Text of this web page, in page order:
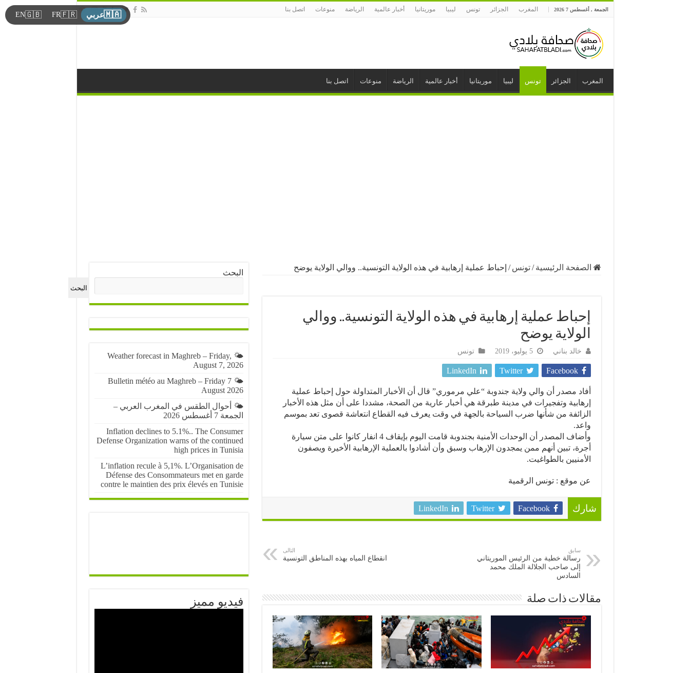
الجمعة , أغسطس 7 2026 المغرب الجزائر تونس ليبيا موريتانيا أخبار عالمية الرياضة منوعات اتصل بنا
المغرب الجزائر تونس ليبيا موريتانيا أخبار عالمية الرياضة منوعات اتصل بنا
الصفحة الرئيسية / تونس / إحباط عملية إرهابية في هذه الولاية التونسية.. ووالي الولاية يوضح
إحباط عملية إرهابية في هذه الولاية التونسية.. ووالي
الولاية يوضح
خالد بناني 5 يوليو، 2019 تونس
Facebook
Twitter
LinkedIn
أفاد مصدر أن والي ولاية جندوبة “علي مرموري” قال أن الأخبار المتداولة حول إحباط عملية
إرهابية وتفجيرات في مدينة طبرقة هي أخبار عارية من الصحة، مشددا على أن مثل هذه الأخبار
الزائفة من شأنها ضرب السياحة بالجهة في وقت يعرف فيه القطاع انتعاشة قصوى تعد بموسم
واعد.
وأضاف المصدر أن الوحدات الأمنية بجندوبة قامت اليوم بإيقاف 4 انفار كانوا على متن سيارة
أجرة، تبين أنهم ممن يمجدون الإرهاب وسبق وأن أشادوا بالعملية الإرهابية الأخيرة ويصفون
الأمنيين بالطواغيت.
عن موقع : تونس الرقمية
شارك Facebook
Twitter
LinkedIn
سابق
رسالة خطية من الرئيس الموريتاني
إلى صاحب الجلالة الملك محمد
السادس
التالى
انقطاع المياه بهذه المناطق التونسية
مقالات ذات صلة
البحث
البحث
🌤️ Weather forecast in Maghreb – Friday,
August 7, 2026
🌤️ Bulletin météo au Maghreb – Friday 7
August 2026
🌤️ أحوال الطقس في المغرب العربي –
الجمعة 7 أغسطس 2026
Inflation declines to 5.1%.. The Consumer
Defense Organization warns of the continued
high prices in Tunisia
L’inflation recule à 5,1%. L’Organisation de
Défense des Consommateurs met en garde
contre le maintien des prix élevés en Tunisie
فيديو مميز
🇲🇦عربي 🇫🇷
FR
🇬🇧
EN